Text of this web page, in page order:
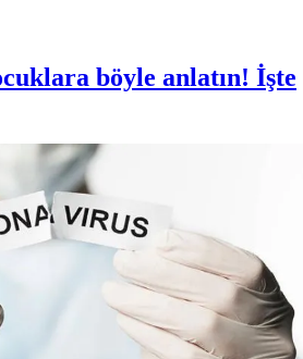
böyle anlatın! İşte